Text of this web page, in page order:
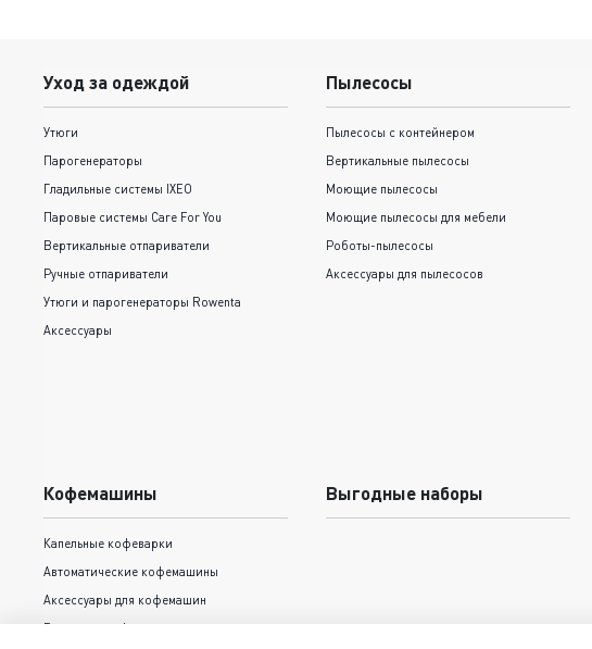
Уход за одеждой
Утюги
Парогенераторы
Гладильные системы IXEO
Паровые системы Care For You
Вертикальные отпариватели
Ручные отпариватели
Утюги и парогенераторы Rowenta
Аксессуары
Пылесосы
Пылесосы с контейнером
Вертикальные пылесосы
Моющие пылесосы
Моющие пылесосы для мебели
Роботы-пылесосы
Аксессуары для пылесосов
Кофемашины
Капельные кофеварки
Автоматические кофемашины
Аксессуары для кофемашин
Рожковые кофеварки
Выгодные наборы